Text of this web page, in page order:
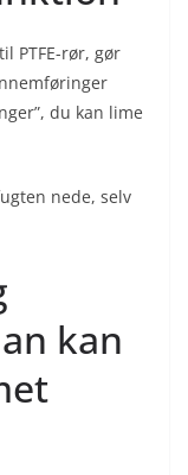
PTFE-rør, gør
du kan lime
nede, selv
kan